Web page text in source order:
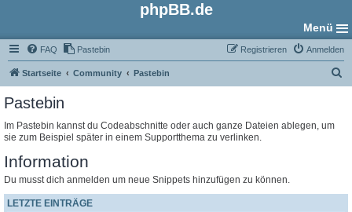
phpBB.de
Menü
FAQ Pastebin Anmelden
Registrieren
Startseite Community Pastebin
Pastebin
Im Pastebin kannst du Codeabschnitte oder auch ganze Dateien ablegen, um
sie zum Beispiel später in einem Supportthema zu verlinken.
Information
Du musst dich anmelden um neue Snippets hinzufügen zu können.
LETZTE EINTRÄGE